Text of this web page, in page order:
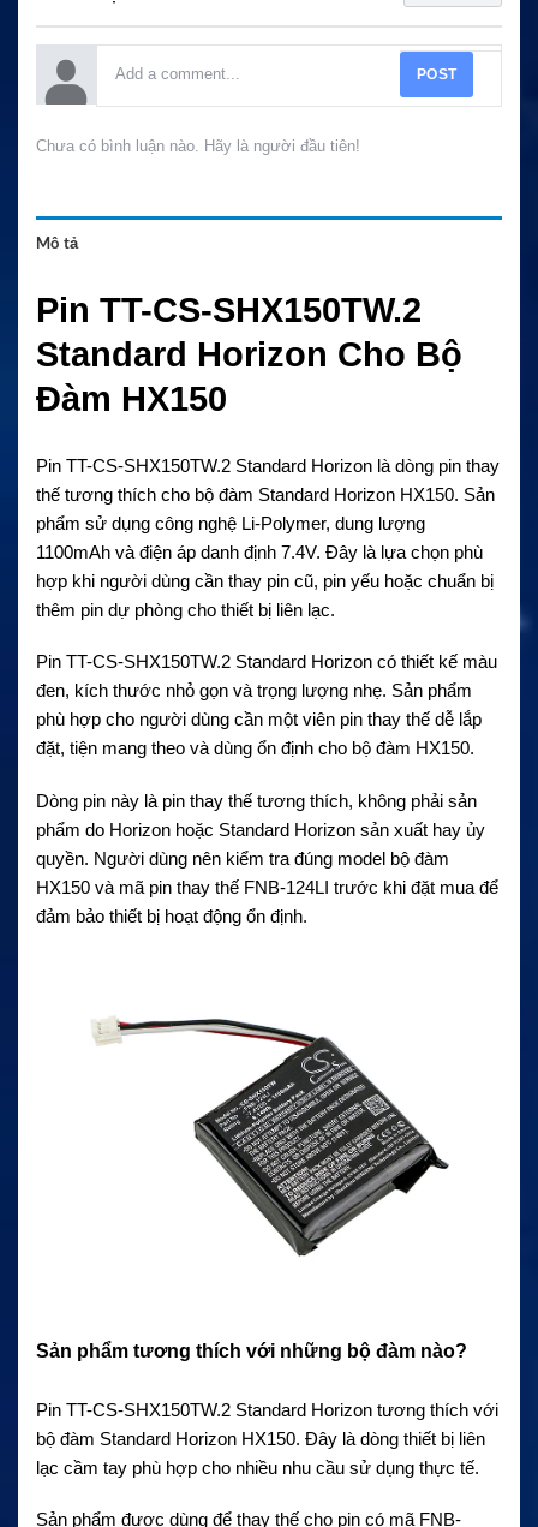
POST
Chưa có bình luận nào. Hãy là người đầu tiên!
Mô tả
Pin TT-CS-SHX150TW.2
Standard Horizon Cho Bộ
Đàm HX150
Pin TT-CS-SHX150TW.2 Standard Horizon là dòng pin thay
thế tương thích cho bộ đàm Standard Horizon HX150. Sản
phẩm sử dụng công nghệ Li-Polymer, dung lượng
1100mAh và điện áp danh định 7.4V. Đây là lựa chọn phù
hợp khi người dùng cần thay pin cũ, pin yếu hoặc chuẩn bị
thêm pin dự phòng cho thiết bị liên lạc.
Pin TT-CS-SHX150TW.2 Standard Horizon có thiết kế màu
đen, kích thước nhỏ gọn và trọng lượng nhẹ. Sản phẩm
phù hợp cho người dùng cần một viên pin thay thế dễ lắp
đặt, tiện mang theo và dùng ổn định cho bộ đàm HX150.
Dòng pin này là pin thay thế tương thích, không phải sản
phẩm do Horizon hoặc Standard Horizon sản xuất hay ủy
quyền. Người dùng nên kiểm tra đúng model bộ đàm
HX150 và mã pin thay thế FNB-124LI trước khi đặt mua để
đảm bảo thiết bị hoạt động ổn định.
Sản phẩm tương thích với những bộ đàm nào?
Pin TT-CS-SHX150TW.2 Standard Horizon tương thích với
bộ đàm Standard Horizon HX150. Đây là dòng thiết bị liên
lạc cầm tay phù hợp cho nhiều nhu cầu sử dụng thực tế.
Sản phẩm được dùng để thay thế cho pin có mã FNB-